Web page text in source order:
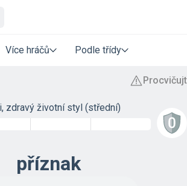
Více hráčů Podle třídy
zdravý životní styl (střední)
příznak